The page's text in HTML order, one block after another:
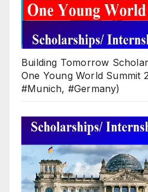
Building Tomorrow
One Young World Summit
#Munich, #Germany)